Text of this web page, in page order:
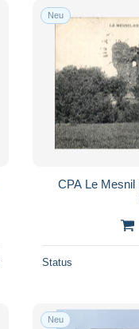
Neu
CPA Le Mesnil
Status
Neu